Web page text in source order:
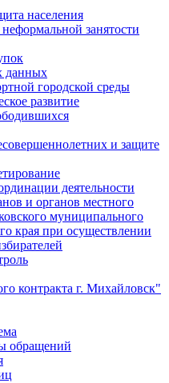
населения
занятости
данных
городской среды
развитие
и защите
деятельности
и органов местного
муниципального
края при осуществлении
контракта г. Михайловск"
обращений